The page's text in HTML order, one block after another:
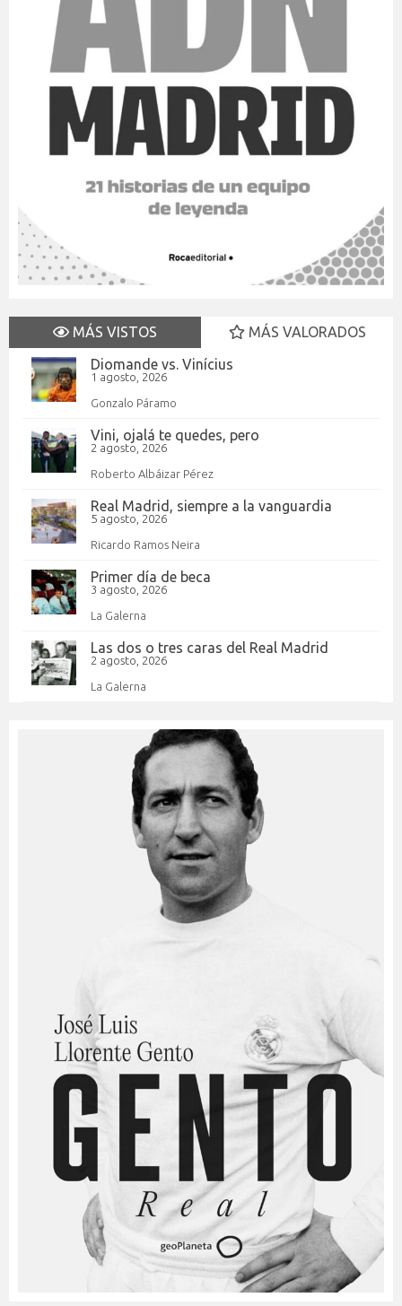
MÁS VISTOS
MÁS VALORADOS
Diomande vs. Vinícius
1 agosto, 2026
Gonzalo Páramo
Vini, ojalá te quedes, pero
2 agosto, 2026
Roberto Albáizar Pérez
Real Madrid, siempre a la vanguardia
5 agosto, 2026
Ricardo Ramos Neira
Primer día de beca
3 agosto, 2026
La Galerna
Las dos o tres caras del Real Madrid
2 agosto, 2026
La Galerna